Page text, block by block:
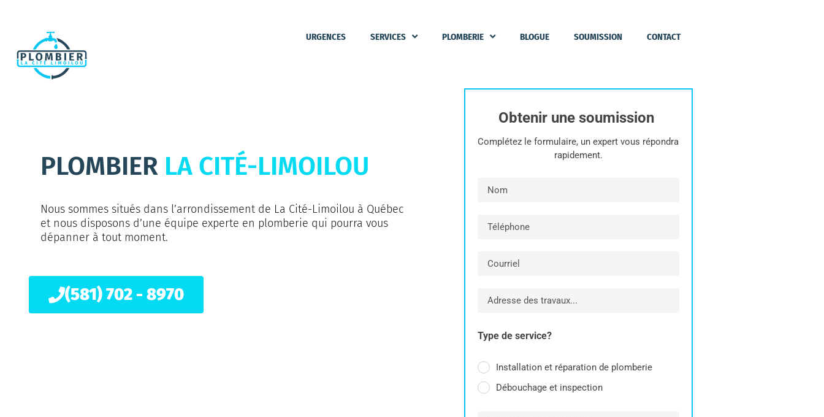
URGENCES SERVICES PLOMBERIE BLOGUE SOUMISSION CONTACT
PLOMBIER LA CITÉ-LIMOILOU
Nous sommes situés dans l’arrondissement de La Cité-Limoilou à Québec
et nous disposons d’une équipe experte en plomberie qui pourra vous
dépanner à tout moment.
(581) 702 - 8970
Obtenir une soumission
Complétez le formulaire, un expert vous répondra
rapidement.
Type de service?
Installation et réparation de plomberie
Débouchage et inspection